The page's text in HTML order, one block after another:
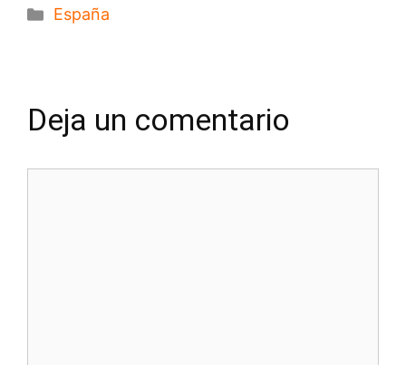
Categorías
España
Deja un comentario